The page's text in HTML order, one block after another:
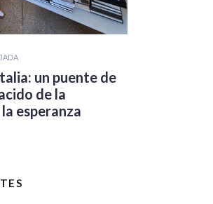
un puente de
de la
esperanza